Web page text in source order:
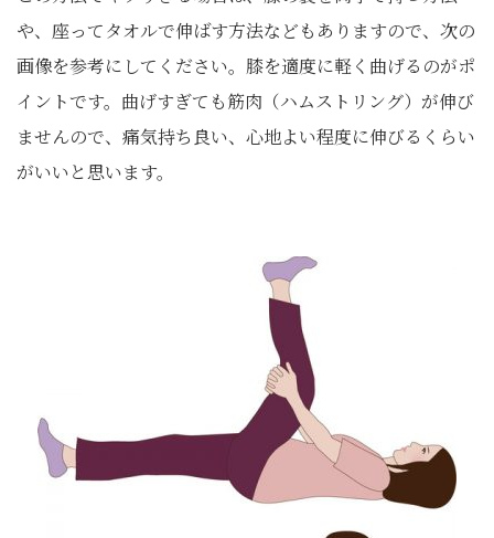
や、座ってタオルで伸ばす方法などもありますので、次の
画像を参考にしてください。膝を適度に軽く曲げるのがポ
イントです。曲げすぎても筋肉（ハムストリング）が伸び
ませんので、痛気持ち良い、心地よい程度に伸びるくらい
がいいと思います。